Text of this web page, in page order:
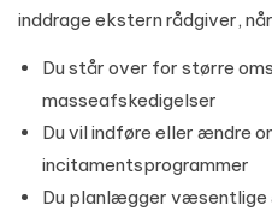
inddrage ekstern rådgiver,
Du står over for større
masseafskedigelser
Du vil indføre eller ændre
incitamentsprogrammer
Du planlægger væsentlige